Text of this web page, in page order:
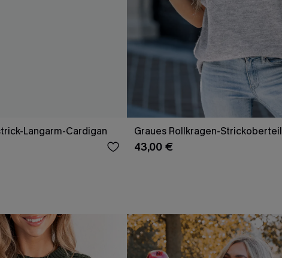
Langarm-Cardigan Graues Rollkragen-Strickoberteil
43,00 €